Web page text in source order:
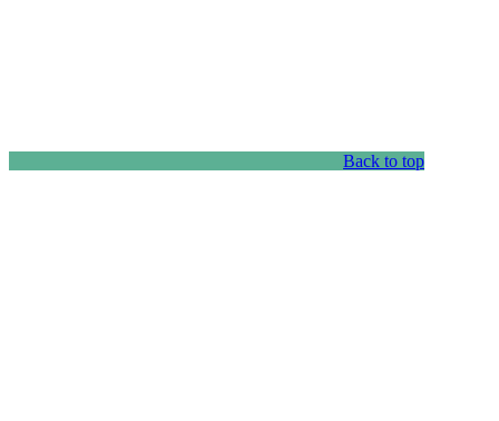
Back to top